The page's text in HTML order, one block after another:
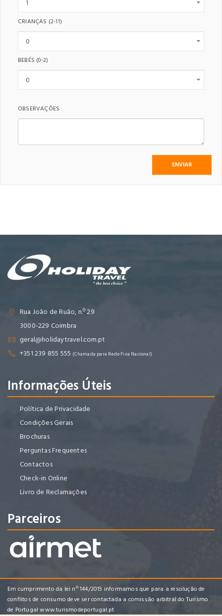
CRIANÇAS (2-11)
BEBÉS (0-2)
OBSERVAÇÕES
Rua João de Ruão, n.º 29
3000-229 Coimbra
geral@holidaytravel.com.pt
+351 239 855 555 (Chamada para Rede Fixa Nacional)
Informações Úteis
Política de Privacidade
Condições Gerais
Brochuras
Perguntas Frequentes
Contactos
Check-in Online
Livro de Reclamações
Parceiros
Em cumprimento da lei nº 144/2015 informamos que para a resolução de
conflitos de consumo deve ser contactada a comissão arbitral do Turismo
de Portugalwww.turismodeportugal.pt